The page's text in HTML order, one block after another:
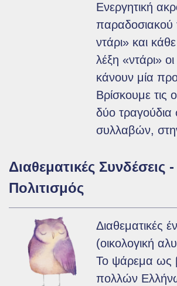
Ενεργητική
παραδοσιακού
ντάρι» και
λέξη «ντάρι»
κάνουν μία
Βρίσκουμε τις
δύο τραγούδια
συλλαβών,
Διαθεματικές Συνδέσεις
Πολιτισμός
Διαθεματικές
(οικολογική
Το ψάρεμα ως
πολλών